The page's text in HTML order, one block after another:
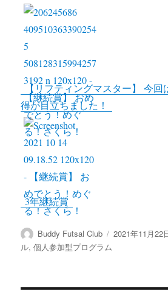
【リフティングマスター】 今回
得が目立ちました！
3年継続賞
投
稿
Buddy Futsal Club
投
2021年11月22
ル,個人参加型プログラム